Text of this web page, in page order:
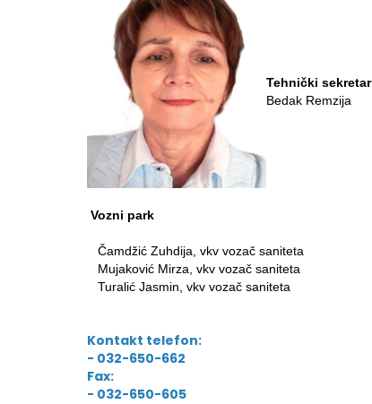
Tehnički sekretar
Bedak Remzija
Vozni park
Čamdžić Zuhdija, vkv vozač saniteta
Mujaković Mirza, vkv vozač saniteta
Turalić Jasmin, vkv vozač saniteta
Kontakt telefon:
- 032-650-662
Fax:
- 032-650-605